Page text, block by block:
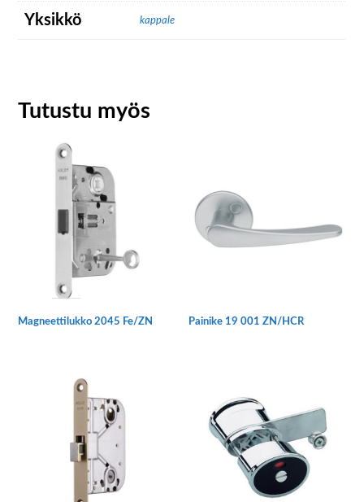
Yksikkö kappale
Tutustu myös
Magneettilukko 2045 Fe/ZN Painike 19 001 ZN/HCR